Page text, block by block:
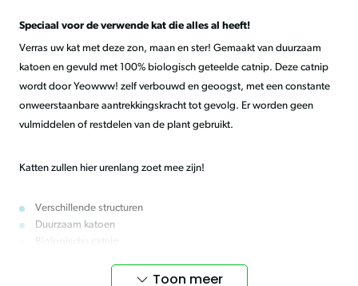
Speciaal voor de verwende kat die alles al heeft!
Verras uw kat met deze zon, maan en ster! Gemaakt van duurzaam
katoen en gevuld met 100% biologisch geteelde catnip. Deze catnip
wordt door Yeowww! zelf verbouwd en geoogst, met een constante
onweerstaanbare aantrekkingskracht tot gevolg. Er worden geen
vulmiddelen of restdelen van de plant gebruikt.
Katten zullen hier urenlang zoet mee zijn!
Verschillende structuren
Duurzaam katoen
Biologische catnip
Toon meer